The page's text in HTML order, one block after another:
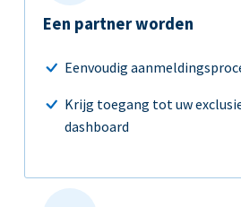
Een partner worden
Eenvoudig
Krijg toegang tot uw
dashboard